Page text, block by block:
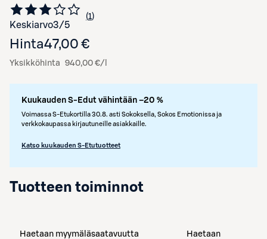
Keskiarvo3/5 Siirry arvioihin
1
kappale
Hinta47,00 €
Yksikköhinta 940,00 €/l
Kuukauden S-Edut vähintään –20 %
Voimassa S-Etukortilla 30.8. asti Sokoksella, Sokos Emotionissa ja
verkkokaupassa kirjautuneille asiakkaille.
Katso kuukauden S-Etutuotteet
Tuotteen toiminnot
Haetaan myymäläsaatavuutta
Haetaan